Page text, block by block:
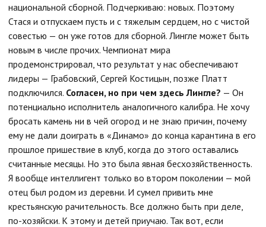
национальной сборной. Подчеркиваю: новых. Поэтому
Стася и отпускаем пусть и с тяжелым сердцем, но с чистой
совестью — он уже готов для сборной. Лингле может быть
новым в числе прочих. Чемпионат мира
продемонстрировал, что результат у нас обеспечивают
лидеры — Грабовский, Сергей Костицын, позже Платт
подключился. Согласен, но при чем здесь Лингле? — Он
потенциально исполнитель аналогичного калибра. Не хочу
бросать камень ни в чей огород и не знаю причин, почему
ему не дали доиграть в «Динамо» до конца карантина в его
прошлое пришествие в клуб, когда до этого оставались
считанные месяцы. Но это была явная бесхозяйственность.
Я вообще интеллигент только во втором поколении — мой
отец был родом из деревни. И сумел привить мне
крестьянскую рачительность. Все должно быть при деле,
по-хозяйски. К этому и детей приучаю. Так вот, если